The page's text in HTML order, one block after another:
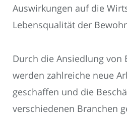
Auswirkungen auf die
Lebensqualität der
Durch die Ansiedlung von
werden zahlreiche neue
geschaffen und die
verschiedenen Branchen